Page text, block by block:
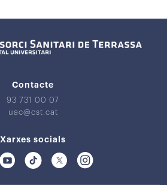
Contacte
93 731 00 07
uac@cst.cat
Xarxes socials